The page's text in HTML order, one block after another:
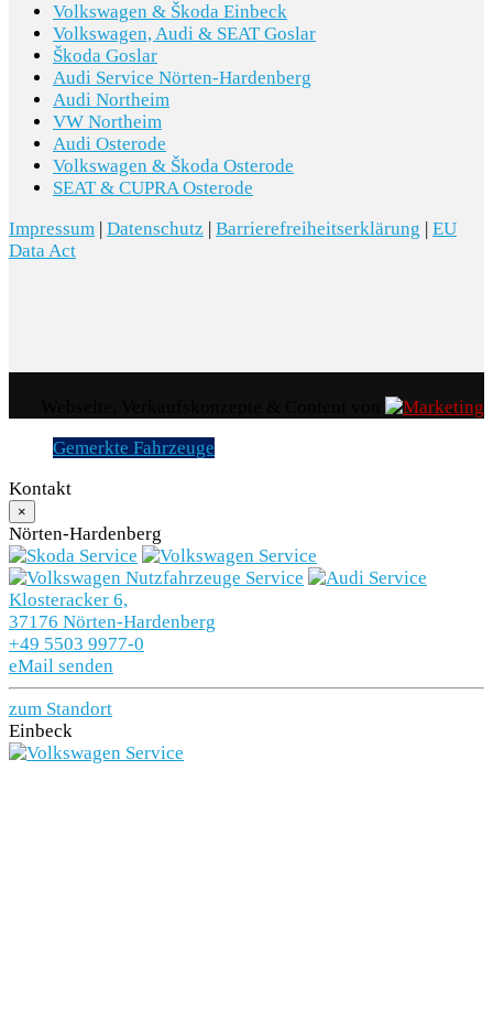
Weitere Merkmale
G0K 6-Gang Schaltgetriebe
G0K 6-Gang Schaltgetriebe
Den genauen Ausstattungsumfang erhalten Sie von
uns.
Volkswagen & Škoda Einbeck
Volkswagen, Audi & SEAT Goslar
Škoda Goslar
Audi Service Nörten-Hardenberg
Audi Northeim
VW Northeim
Audi Osterode
Volkswagen & Škoda Osterode
SEAT & CUPRA Osterode
Impressum Datenschutz Barrierefreiheitserklärung
EU
Data Act
Gemerkte Fahrzeuge
Kontakt
×
Nörten-Hardenberg
Klosteracker 6,
37176 Nörten-Hardenberg
+49 5503 9977-0
eMail senden
zum Standort
Einbeck